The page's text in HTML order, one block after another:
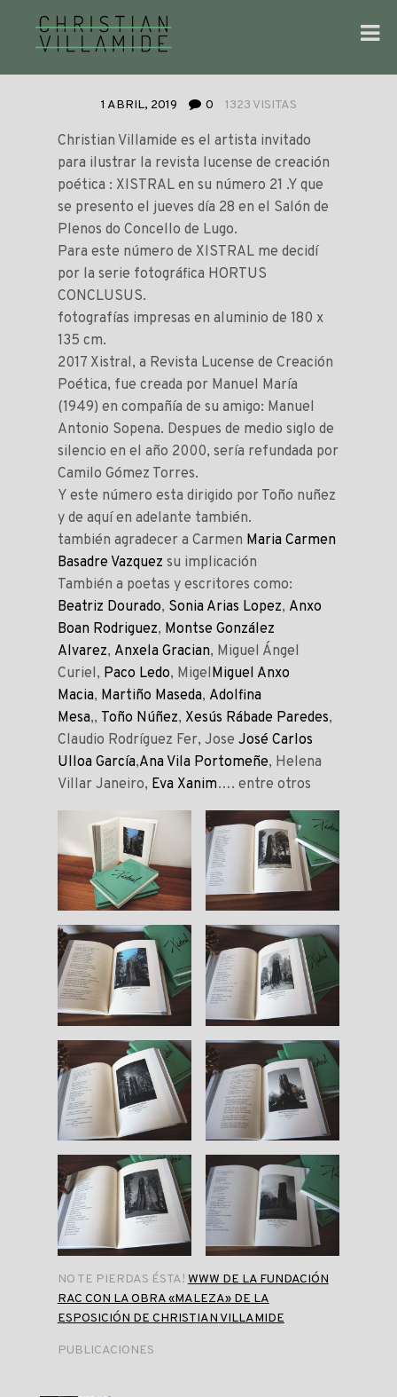
1 ABRIL, 2019 0 1323 VISITAS
Christian Villamide es el artista invitado
para ilustrar la revista lucense de creación
poética : XISTRAL en su número 21 .Y que
se presento el jueves día 28 en el Salón de
Plenos do Concello de Lugo.
Para este número de XISTRAL me decidí
por la serie fotográfica HORTUS
CONCLUSUS.
fotografías impresas en aluminio de 180 x
135 cm.
2017 Xistral, a Revista Lucense de Creación
Poética, fue creada por Manuel María
(1949) en compañía de su amigo: Manuel
Antonio Sopena. Despues de medio siglo de
silencio en el año 2000, sería refundada por
Camilo Gómez Torres.
Y este número esta dirigido por Toño nuñez
y de aquí en adelante también.
también agradecer a Carmen Maria Carmen
Basadre Vazquez su implicación
También a poetas y escritores como:
Beatriz Dourado, Sonia Arias Lopez, Anxo
Boan Rodriguez, Montse González
Alvarez, Anxela Gracian, Miguel Ángel
Curiel, Paco Ledo, MigelMiguel Anxo
Macia, Martiño Maseda, Adolfina
Mesa,, Toño Núñez, Xesús Rábade Paredes,
Claudio Rodríguez Fer, Jose José Carlos
Ulloa García,Ana Vila Portomeñe, Helena
Villar Janeiro, Eva Xanim…. entre otros
NO TE PIERDAS ÉSTA! WWW DE LA FUNDACIÓN
RAC CON LA OBRA «MALEZA» DE LA
ESPOSICIÓN DE CHRISTIAN VILLAMIDE
PUBLICACIONES